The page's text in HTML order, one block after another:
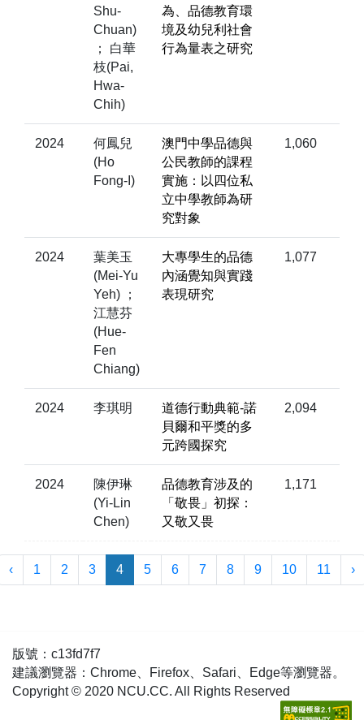
Shu-
Chuan)
； 白華
枝(Pai,
Hwa-
Chih)
為、品德教育環
境及幼兒利社會
行為量表之研究
2024
何鳳兒
(Ho
Fong-I)
澳門中學品德與
公民教師的課程
實施：以四位私
立中學教師為研
究對象
1,060
2024
葉美玉
(Mei-Yu
Yeh) ；
江慧芬
(Hue-
Fen
Chiang)
大專學生的品德
內涵覺知與實踐
表現研究
1,077
2024 李琪明
道德行動典範-諾
貝爾和平獎的多
元跨國探究
2,094
2024
陳伊琳
(Yi-Lin
Chen)
品德教育涉及的
「敬畏」初探：
又敬又畏
1,171
‹ 1 2 3 4 5 6 7 8 9 10 11 ›
版號：c13fd7f7
建議瀏覽器：Chrome、Firefox、Safari、Edge等瀏覽器。
Copyright © 2020 NCU.CC. All Rights Reserved